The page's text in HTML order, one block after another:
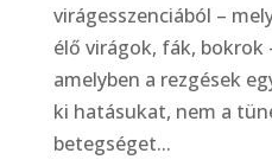
virágesszenciából –
élő virágok, fák, bokrok
amelyben a rezgések
ki hatásukat, nem a
betegséget...